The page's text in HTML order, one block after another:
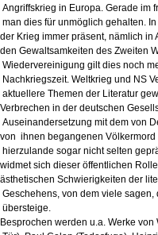
Angriffskrieg in Europa. Gerade im
man dies für unmöglich gehalten.
der Krieg immer präsent, nämlich
den Gewaltsamkeiten des Zweiten
Wiedervereinigung gilt dies noch
Nachkriegszeit. Weltkrieg und NS
aktuellere Themen der Literatur
Verbrechen in der deutschen
Auseinandersetzung mit dem von
von ihnen begangenen
hierzulande sogar nicht selten
widmet sich dieser öffentlichen
ästhetischen Schwierigkeiten der
Geschehens, von dem viele
übersteige.
Besprochen werden u.a. Werke